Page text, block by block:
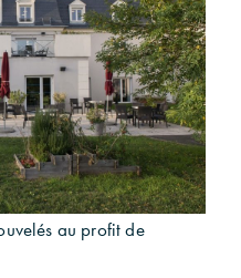
au profit de